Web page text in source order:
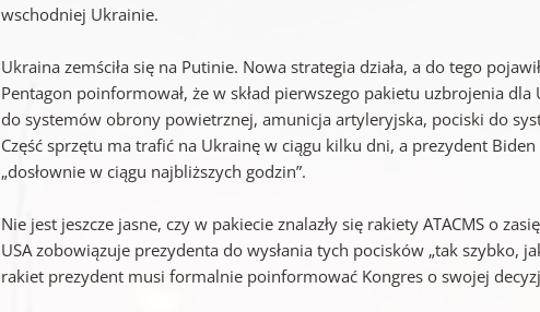
wschodniej Ukrainie.
Ukraina zemściła się na Putinie. Nowa strategia działa, a do tego
Pentagon poinformował, że w skład pierwszego pakietu uzbrojenia
do systemów obrony powietrznej, amunicja artyleryjska, pociski do
Część sprzętu ma trafić na Ukrainę w ciągu kilku dni, a prezydent
„dosłownie w ciągu najbliższych godzin”.
Nie jest jeszcze jasne, czy w pakiecie znalazły się rakiety ATACMS o
USA zobowiązuje prezydenta do wysłania tych pocisków „tak szybko,
rakiet prezydent musi formalnie poinformować Kongres o swojej